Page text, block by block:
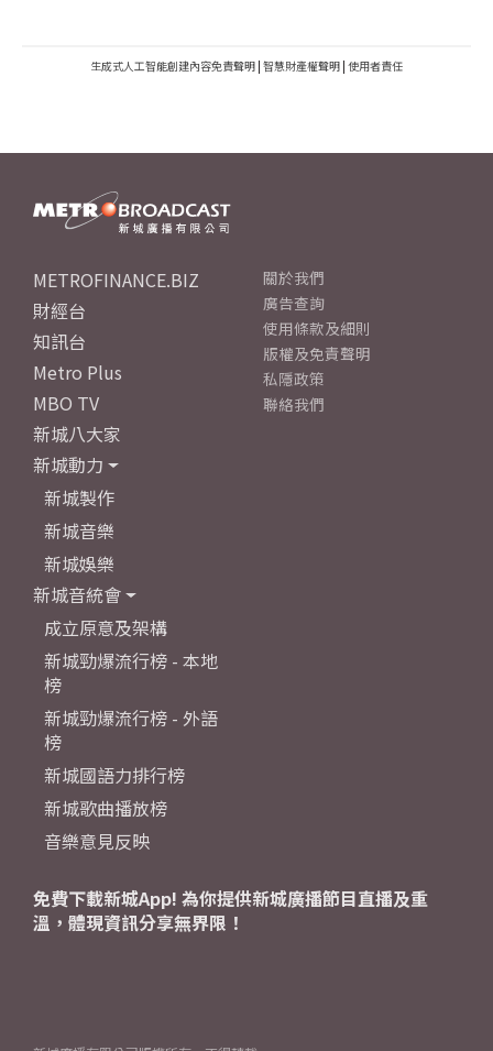
生成式人工智能創建內容免責聲明 | 智慧財產權聲明 | 使用者責任
METROFINANCE.BIZ
財經台
知訊台
Metro Plus
MBO TV
新城八大家
新城動力
新城製作
新城音樂
新城娛樂
新城音統會
成立原意及架構
新城勁爆流行榜 - 本地
榜
新城勁爆流行榜 - 外語
榜
新城國語力排行榜
新城歌曲播放榜
音樂意見反映
關於我們
廣告查詢
使用條款及細則
版權及免責聲明
私隱政策
聯絡我們
免費下載新城App! 為你提供新城廣播節目直播及重
溫，體現資訊分享無界限！